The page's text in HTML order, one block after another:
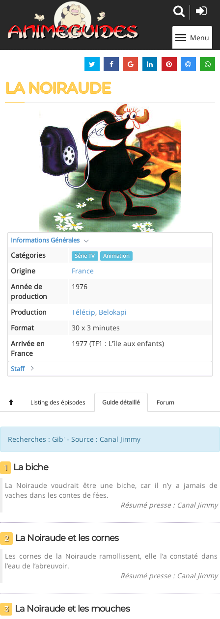
Menu
LA NOIRAUDE
Informations Générales
Catégories Série TV Animation
Origine
France
Année de
production
1976
Production Télécip, Belokapi
Format
30 x 3 minutes
Arrivée en
France
1977 (TF1 : L'île aux enfants)
Staff
Listing des épisodes Guide détaillé Forum
Recherches : Gib' - Source : Canal Jimmy
1 La biche
La Noiraude voudrait être une biche, car il n’y a jamais de
vaches dans les contes de fées.
Résumé presse : Canal Jimmy
2 La Noiraude et les cornes
Les cornes de la Noiraude ramollissent, elle l’a constaté dans
l’eau de l’abreuvoir.
Résumé presse : Canal Jimmy
3 La Noiraude et les mouches
Panneau de gestion des cookies